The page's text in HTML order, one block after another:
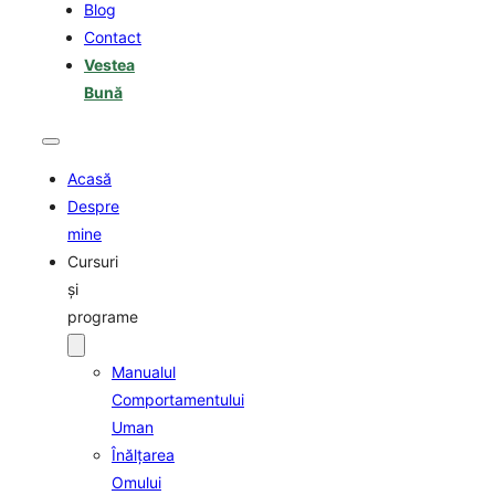
Blog
Contact
Vestea
Bună
Acasă
Despre
mine
Cursuri
şi
programe
Manualul
Comportamentului
Uman
Înălţarea
Omului